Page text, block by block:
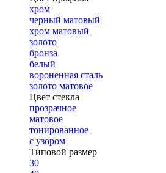
хром
черный матовый
хром матовый
золото
бронза
белый
вороненная сталь
золото матовое
Цвет стекла
прозрачное
матовое
тонированное
с узором
Типовой размер
30